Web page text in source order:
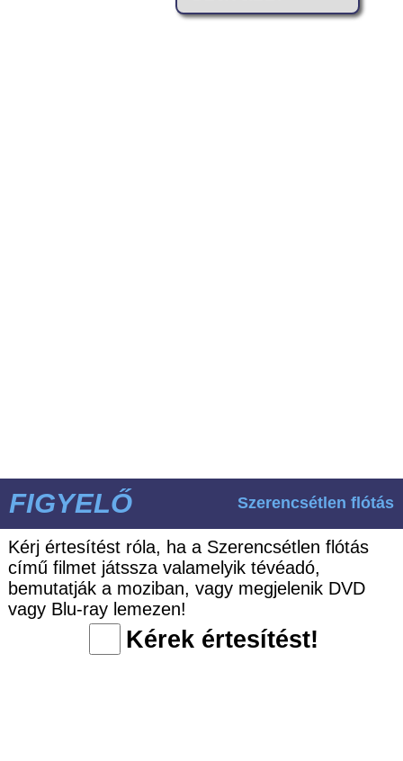
FIGYELŐ Szerencsétlen flótás
Kérj értesítést róla, ha a Szerencsétlen flótás
című filmet játssza valamelyik tévéadó,
bemutatják a moziban, vagy megjelenik DVD
vagy Blu-ray lemezen!
Kérek értesítést!